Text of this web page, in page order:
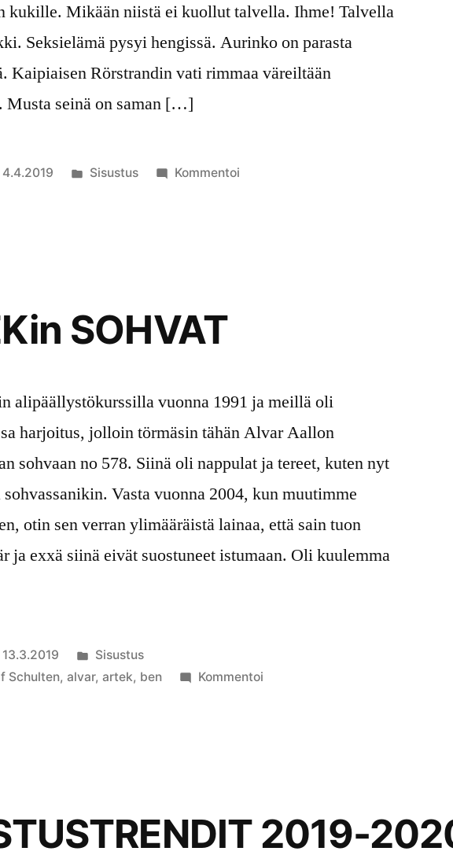
kukille. Mikään niistä ei kuollut talvella. Ihme! Talvella
Seksielämä pysyi hengissä. Aurinko on parasta
Kaipiaisen Rörstrandin vati rimmaa väreiltään
Musta seinä on saman […]
4.4.2019
Julkaistu
Sisustus Kommentoiartikkelia
SOHVAT
alipäällystökurssilla vuonna 1991 ja meillä oli
harjoitus, jolloin törmäsin tähän Alvar Aallon
sohvaan no 578. Siinä oli nappulat ja tereet, kuten nyt
sohvassanikin. Vasta vuonna 2004, kun muutimme
otin sen verran ylimääräistä lainaa, että sain tuon
ja exxä siinä eivät suostuneet istumaan. Oli kuulemma
13.3.2019
Julkaistu
kategoriassa
Sisustus
Schulten,alvar,artek, ben Kommentoi
2019-